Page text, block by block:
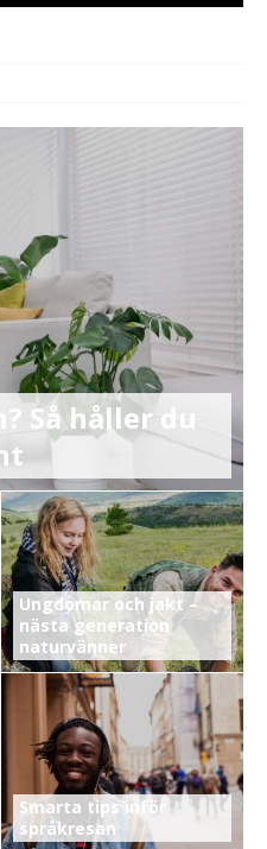
Så håller du
Ungdomar och jakt –
nästa generation
naturvänner
Smarta tips inför
språkresan